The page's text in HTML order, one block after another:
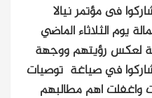
فى مؤتمر نيالا
يوم الثلاثاء الماضي
لعكس رؤيتهم ووجهة
في صياغة توصيات
واغفلت اهم مطالبهم